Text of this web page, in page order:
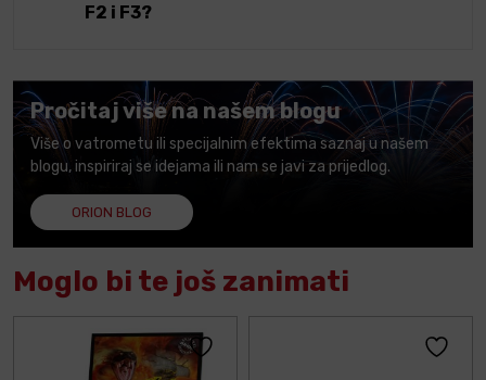
F2 i F3?
Pročitaj više na našem blogu
Više o vatrometu ili specijalnim efektima saznaj u našem
blogu, inspiriraj se idejama ili nam se javi za prijedlog.
ORION BLOG
Moglo bi te još zanimati